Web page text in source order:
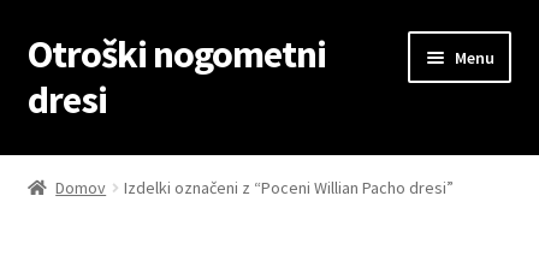
Skip
to
navigation
Skip
to
content
Otroški nogometni
dresi
Menu
Domov
Domov Izdelki označeni z “Poceni Willian Pacho dresi”